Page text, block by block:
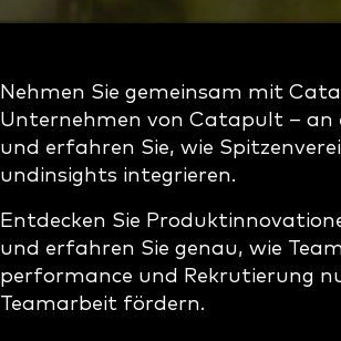
Nehmen Sie gemeinsam mit
Unternehmen von Catapult – an
und erfahren Sie, wie
undinsights integrieren.
Entdecken Sie
und erfahren Sie genau, wie
performance und Rekrutierung
Teamarbeit fördern.